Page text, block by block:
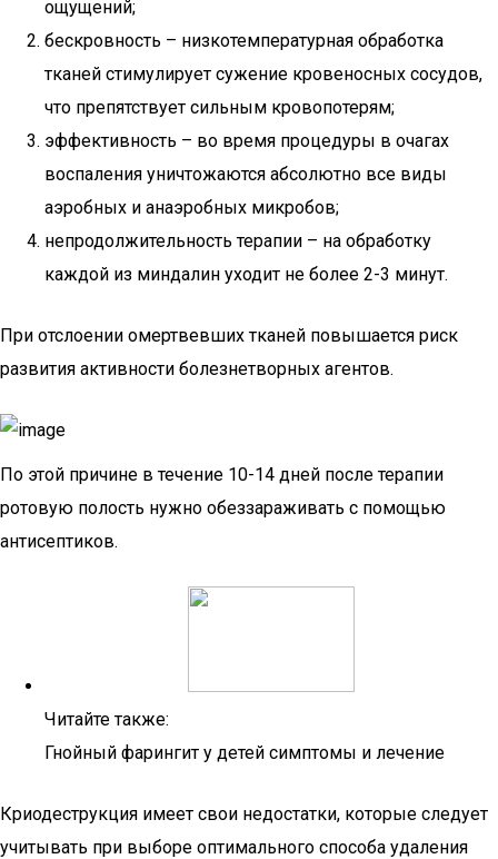
ощущений;
бескровность – низкотемпературная обработка
тканей стимулирует сужение кровеносных сосудов,
что препятствует сильным кровопотерям;
эффективность – во время процедуры в очагах
воспаления уничтожаются абсолютно все виды
аэробных и анаэробных микробов;
непродолжительность терапии – на обработку
каждой из миндалин уходит не более 2-3 минут.
При отслоении омертвевших тканей повышается риск
развития активности болезнетворных агентов.
По этой причине в течение 10-14 дней после терапии
ротовую полость нужно обеззараживать с помощью
антисептиков.
Читайте также:
Гнойный фарингит у детей симптомы и лечение
Криодеструкция имеет свои недостатки, которые следует
учитывать при выборе оптимального способа удаления